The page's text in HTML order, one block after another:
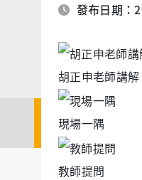
發布日期：
胡正申老師講
現場一隅
教師提問